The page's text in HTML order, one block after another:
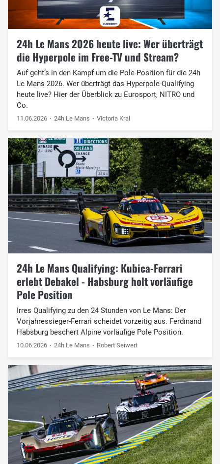
24h Le Mans 2026 heute live: Wer überträgt
die Hyperpole im Free-TV und Stream?
Auf geht’s in den Kampf um die Pole-Position für die 24h
Le Mans 2026. Wer überträgt das Hyperpole-Qualifying
heute live? Hier der Überblick zu Eurosport, NITRO und
Co.
11.06.2026 24h Le Mans Victoria Kral
24h Le Mans Qualifying: Kubica-Ferrari
erlebt Debakel - Habsburg holt vorläufige
Pole Position
Irres Qualifying zu den 24 Stunden von Le Mans: Der
Vorjahressieger-Ferrari scheidet vorzeitig aus. Ferdinand
Habsburg beschert Alpine vorläufige Pole Position.
10.06.2026 24h Le Mans Robert Seiwert